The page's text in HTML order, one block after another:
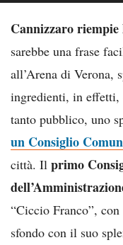
Cannizzaro riempie
sarebbe una frase
all’Arena di Verona,
ingredienti, in effetti,
tanto pubblico, uno
un Consiglio
città. Il primo
“Ciccio Franco”,
sfondo con il suo